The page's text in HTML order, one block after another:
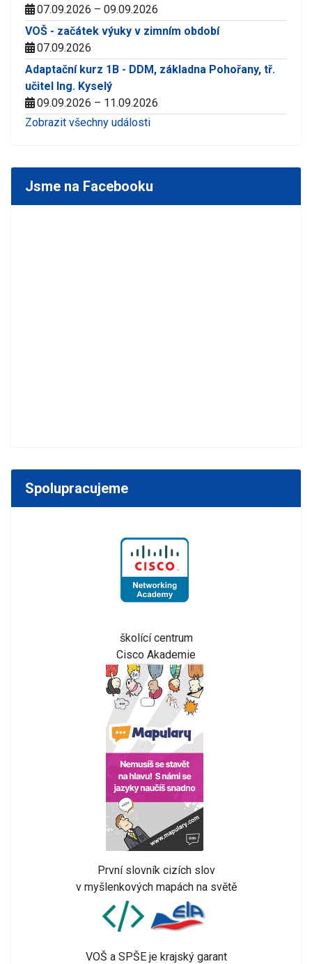
07.09.2026 – 09.09.2026
VOŠ - začátek výuky v zimním období
07.09.2026
Adaptační kurz 1B - DDM, základna Pohořany, tř.
učitel Ing. Kyselý
09.09.2026 – 11.09.2026
Zobrazit všechny události
Jsme na Facebooku
Spolupracujeme
školící centrum
Cisco Akademie
První slovník cizích slov
v myšlenkových mapách na světě
VOŠ a SPŠE je krajský garant